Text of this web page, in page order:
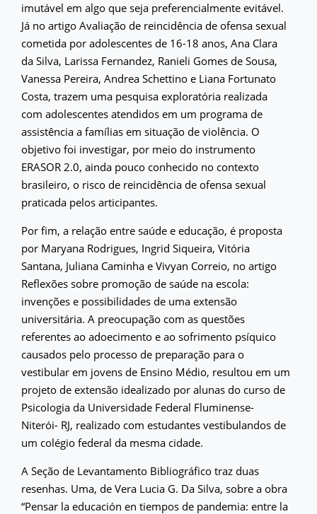
imutável em algo que seja preferencialmente evitável.
Já no artigo Avaliação de reincidência de ofensa sexual
cometida por adolescentes de 16-18 anos, Ana Clara
da Silva, Larissa Fernandez, Ranieli Gomes de Sousa,
Vanessa Pereira, Andrea Schettino e Liana Fortunato
Costa, trazem uma pesquisa exploratória realizada
com adolescentes atendidos em um programa de
assistência a famílias em situação de violência. O
objetivo foi investigar, por meio do instrumento
ERASOR 2.0, ainda pouco conhecido no contexto
brasileiro, o risco de reincidência de ofensa sexual
praticada pelos articipantes.
Por fim, a relação entre saúde e educação, é proposta
por Maryana Rodrigues, Ingrid Siqueira, Vitória
Santana, Juliana Caminha e Vivyan Correio, no artigo
Reflexões sobre promoção de saúde na escola:
invenções e possibilidades de uma extensão
universitária. A preocupação com as questões
referentes ao adoecimento e ao sofrimento psíquico
causados pelo processo de preparação para o
vestibular em jovens de Ensino Médio, resultou em um
projeto de extensão idealizado por alunas do curso de
Psicologia da Universidade Federal Fluminense-
Niterói- RJ, realizado com estudantes vestibulandos de
um colégio federal da mesma cidade.
A Seção de Levantamento Bibliográfico traz duas
resenhas. Uma, de Vera Lucia G. Da Silva, sobre a obra
“Pensar la educación en tiempos de pandemia: entre la